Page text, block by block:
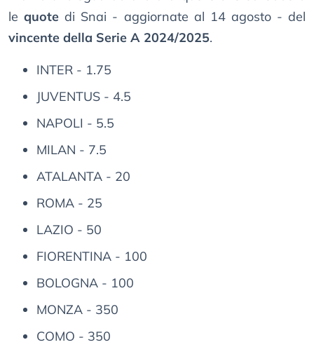
lequote di Snai - aggiornate al 14 agosto - del
vincente della Serie A 2024/2025.
INTER - 1.75
JUVENTUS - 4.5
NAPOLI - 5.5
MILAN - 7.5
ATALANTA - 20
ROMA - 25
LAZIO - 50
FIORENTINA - 100
BOLOGNA - 100
MONZA - 350
COMO - 350